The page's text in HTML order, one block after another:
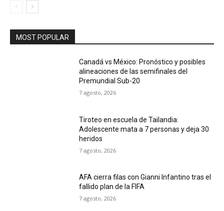
MOST POPULAR
Canadá vs México: Pronóstico y posibles
alineaciones de las semifinales del
Premundial Sub-20
7 agosto, 2026
Tiroteo en escuela de Tailandia:
Adolescente mata a 7 personas y deja 30
heridos
7 agosto, 2026
AFA cierra filas con Gianni Infantino tras el
fallido plan de la FIFA
7 agosto, 2026